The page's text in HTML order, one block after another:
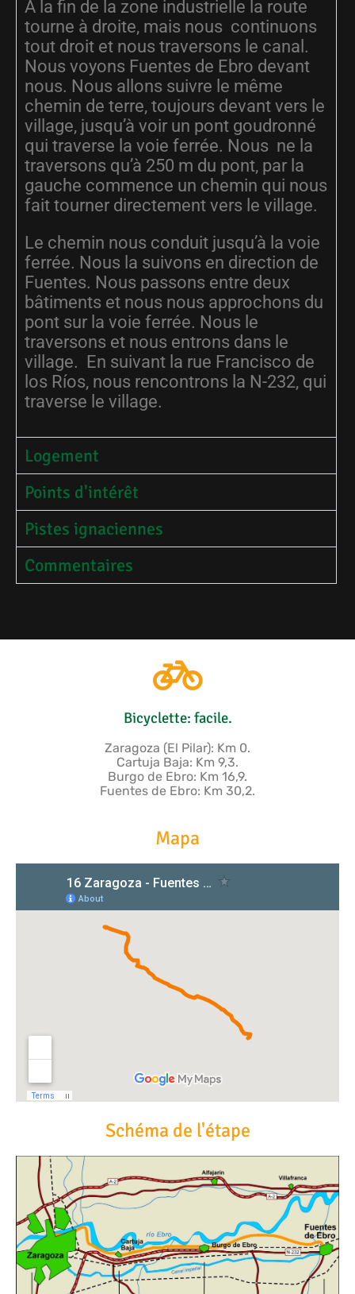
A la fin de la zone industrielle la route
tourne à droite, mais nous continuons
tout droit et nous traversons le canal.
Nous voyons Fuentes de Ebro devant
nous. Nous allons suivre le même
chemin de terre, toujours devant vers le
village, jusqu’à voir un pont goudronné
qui traverse la voie ferrée. Nous ne la
traversons qu’à 250 m du pont, par la
gauche commence un chemin qui nous
fait tourner directement vers le village.
Le chemin nous conduit jusqu’à la voie
ferrée. Nous la suivons en direction de
Fuentes. Nous passons entre deux
bâtiments et nous nous approchons du
pont sur la voie ferrée. Nous le
traversons et nous entrons dans le
village. En suivant la rue Francisco de
los Ríos, nous rencontrons la N-232, qui
traverse le village.
Logement
Points d'intérêt
Pistes ignaciennes
Commentaires
Bicyclette: facile.
Zaragoza (El Pilar): Km 0.
Cartuja Baja: Km 9,3.
Burgo de Ebro: Km 16,9.
Fuentes de Ebro: Km 30,2.
Mapa
Schéma de l'étape